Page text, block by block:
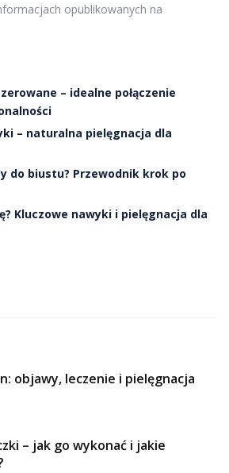
opublikowanych na
– idealne połączenie
– naturalna pielęgnacja dla
do biustu? Przewodnik krok po
Kluczowe nawyki i pielęgnacja dla
objawy, leczenie i pielęgnacja
– jak go wykonać i jakie